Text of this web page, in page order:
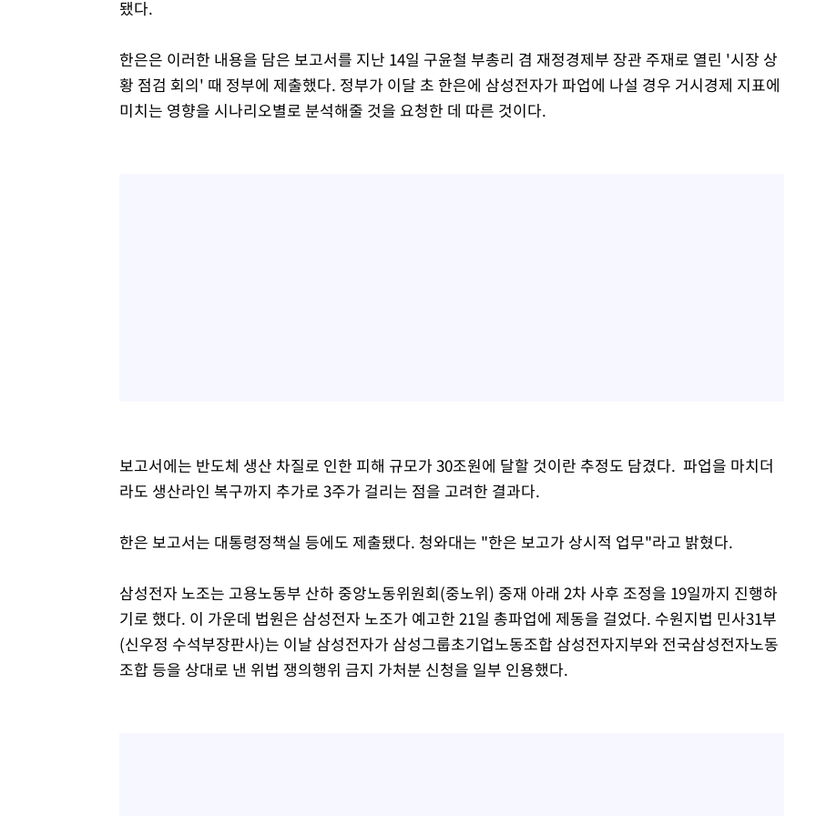
[속보] 뉴욕증시, 일제 하락 마감…나스닥 0.06%↓
됐다.
한은은 이러한 내용을 담은 보고서를 지난 14일 구윤철 부총리 겸 재정경제부 장관 주재로 열린 '시장 상
황 점검 회의' 때 정부에 제출했다. 정부가 이달 초 한은에 삼성전자가 파업에 나설 경우 거시경제 지표에
미치는 영향을 시나리오별로 분석해줄 것을 요청한 데 따른 것이다.
보고서에는 반도체 생산 차질로 인한 피해 규모가 30조원에 달할 것이란 추정도 담겼다. 파업을 마치더
라도 생산라인 복구까지 추가로 3주가 걸리는 점을 고려한 결과다.
한은 보고서는 대통령정책실 등에도 제출됐다. 청와대는 "한은 보고가 상시적 업무"라고 밝혔다.
삼성전자 노조는 고용노동부 산하 중앙노동위원회(중노위) 중재 아래 2차 사후 조정을 19일까지 진행하
기로 했다. 이 가운데 법원은 삼성전자 노조가 예고한 21일 총파업에 제동을 걸었다. 수원지법 민사31부
(신우정 수석부장판사)는 이날 삼성전자가 삼성그룹초기업노동조합 삼성전자지부와 전국삼성전자노동
조합 등을 상대로 낸 위법 쟁의행위 금지 가처분 신청을 일부 인용했다.